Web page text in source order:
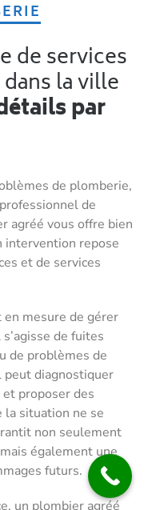
la ville
par
de plomberie,
de
agréé vous offre bien
intervention repose
et de services
mesure de gérer
de fuites
de problèmes de
peut diagnostiquer
proposer des
la situation ne se
non seulement
également une
futurs.
un plombier agréé